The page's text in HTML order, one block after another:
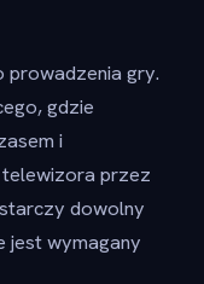
gry.
gdzie
i
telewizora przez
dowolny
wymagany